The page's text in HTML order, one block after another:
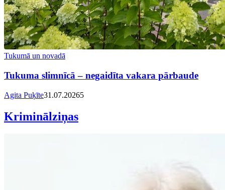
Tukumā un novadā
Tukuma slimnīcā – negaidīta vakara pārbaude
Agita Puķīte31.07.20265
Kriminālziņas